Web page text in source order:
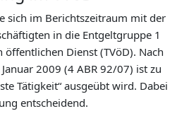
sich im Berichtszeitraum mit der
in die Entgeltgruppe 1
Dienst (TVöD). Nach
2009 (4 ABR 92/07) ist zu
Tätigkeit“ ausgeübt wird. Dabei
entscheidend.